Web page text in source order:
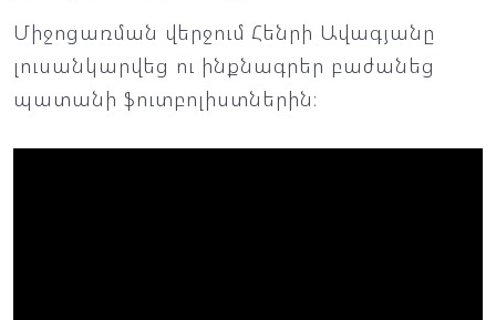
Միջոցառման վերջում Հենրի Ավագյանը
լուսանկարվեց ու ինքնագրեր բաժանեց
պատանի ֆուտբոլիստներին։